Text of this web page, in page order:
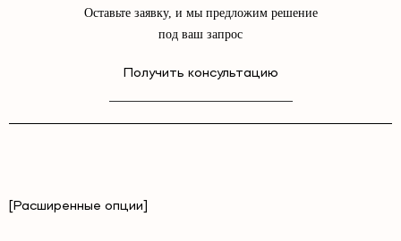
Оставьте заявку, и мы предложим решение
под ваш запрос
Получить консультацию
[Расширенные опции]